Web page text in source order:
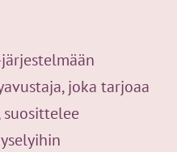
joka tarjoaa